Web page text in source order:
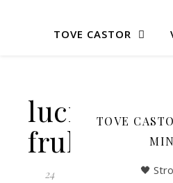
TOVE CASTOR
lucia
frukost
24
TOVE
🖤